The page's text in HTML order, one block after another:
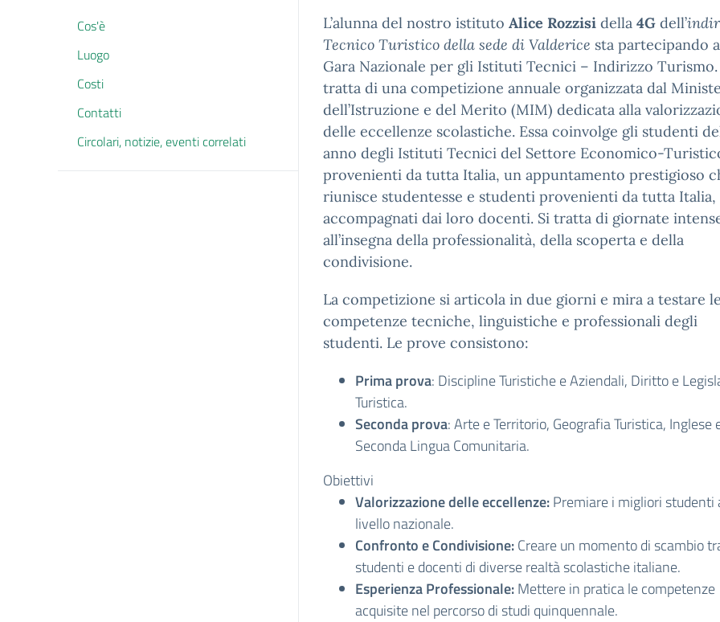
Cos'è
Luogo
Costi
Contatti
Circolari, notizie, eventi correlati
L’alunna del nostro istituto Alice Rozzisi della 4G dell’
Tecnico Turistico della sede di Valderice sta partecipando
Gara Nazionale per gli Istituti Tecnici – Indirizzo Turismo.
tratta di una competizione annuale organizzata dal
dell’Istruzione e del Merito (MIM) dedicata alla
delle eccellenze scolastiche. Essa coinvolge gli studenti
anno degli Istituti Tecnici del Settore Economico-
provenienti da tutta Italia, un appuntamento prestigioso
riunisce studentesse e studenti provenienti da tutta Italia,
accompagnati dai loro docenti. Si tratta di giornate
all’insegna della professionalità, della scoperta e della
condivisione.
La competizione si articola in due giorni e mira a testare
competenze tecniche, linguistiche e professionali degli
studenti. Le prove consistono:
Prima prova: Discipline Turistiche e Aziendali, Diritto e
Turistica.
Seconda prova: Arte e Territorio, Geografia Turistica, Inglese
Seconda Lingua Comunitaria.
Obiettivi
Valorizzazione delle eccellenze:Premiare i migliori studenti
livello nazionale.
Confronto e Condivisione:Creare un momento di scambio
studenti e docenti di diverse realtà scolastiche italiane.
Esperienza Professionale:Mettere in pratica le competenze
acquisite nel percorso di studi quinquennale.